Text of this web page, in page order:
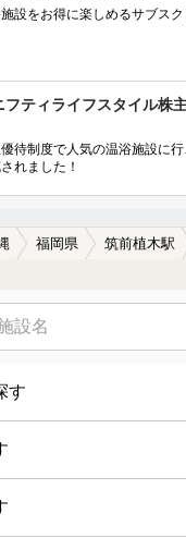
設をお得に楽しめるサブス
フティライフスタイル株
待制度で人気の温浴施設に
れました！
福岡県 筑前植木駅
す